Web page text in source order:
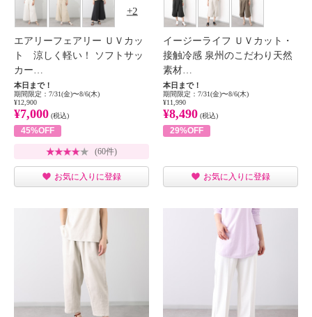
2
エアリーフェアリー ＵＶカッ
ト 涼しく軽い！ ソフトサッ
カー…
本日まで！
期間限定：7/31(金)〜8/6(木)
¥12,900
¥7,000 (税込)
45%OFF
(60件)
お気に入りに登録
イージーライフ ＵＶカット・
接触冷感 泉州のこだわり天然
素材…
本日まで！
期間限定：7/31(金)〜8/6(木)
¥11,990
¥8,490 (税込)
29%OFF
お気に入りに登録